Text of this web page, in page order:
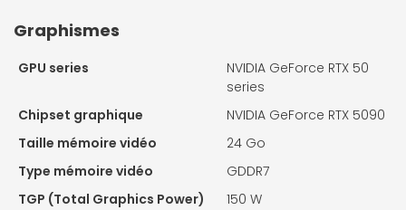
Graphismes
GPU series
NVIDIA GeForce RTX 50
series
Chipset graphique
NVIDIA GeForce RTX 5090
Taille mémoire vidéo
24 Go
Type mémoire vidéo
GDDR7
TGP (Total Graphics Power)
150 W